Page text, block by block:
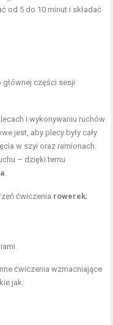
od 5 do 10 minut i składać
głównej części sesji
i wykonywaniu ruchów
jest, aby plecy były cały
w szyi oraz ramionach.
– dzięki temu
.
ćwiczenia rowerek;
ćwiczenia wzmacniające
jak: